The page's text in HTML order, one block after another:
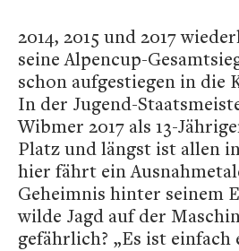
2014, 2015 und 2017
seine Alpencup-
schon aufgestiegen in die
In der Jugend-
Wibmer 2017 als 13-
Platz und längst ist allen
hier fährt ein
Geheimnis hinter seinem
wilde Jagd auf der
gefährlich? „Es ist